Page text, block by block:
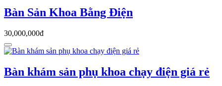
Bàn Sản Khoa Bằng Điện
30,000,000đ
Bàn khám sản phụ khoa chạy điện giá rẻ